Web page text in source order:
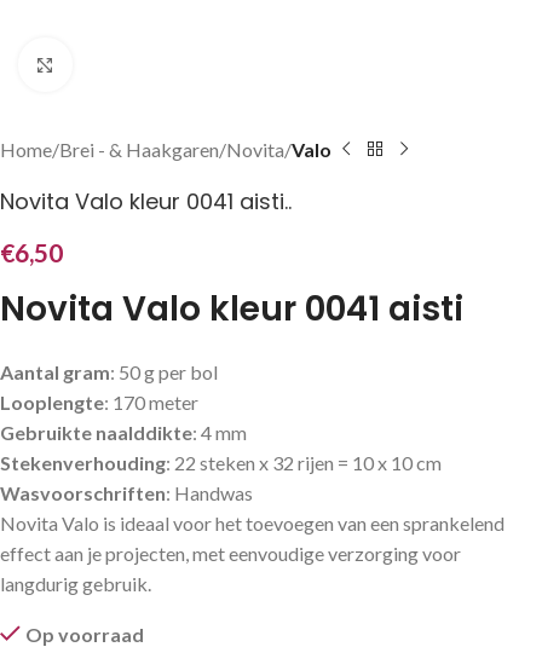
Home Brei - & Haakgaren Novita Valo
Novita Valo kleur 0041 aisti..
€6,50
Novita Valo kleur 0041 aisti
Aantal gram: 50 g per bol
Looplengte: 170 meter
Gebruikte naalddikte: 4 mm
Stekenverhouding: 22 steken x 32 rijen = 10 x 10 cm
Wasvoorschriften: Handwas
Novita Valo is ideaal voor het toevoegen van een sprankelend
effect aan je projecten, met eenvoudige verzorging voor
langdurig gebruik.
Op voorraad